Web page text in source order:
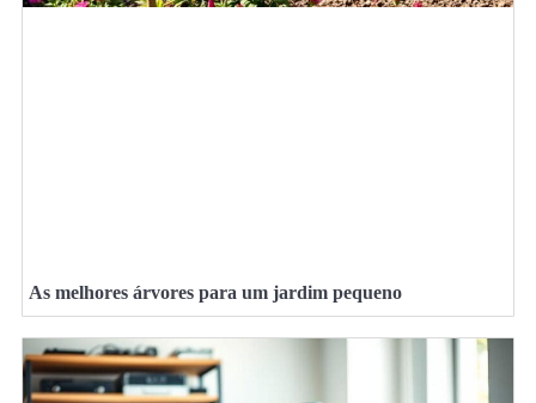
As melhores árvores para um jardim pequeno